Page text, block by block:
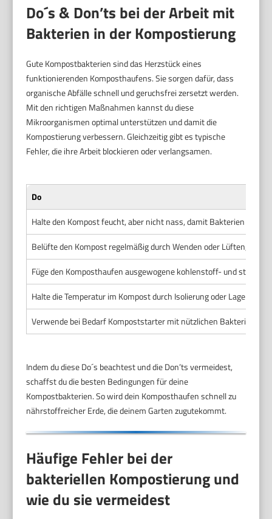
Do´s & Don’ts bei der Arbeit mit
Bakterien in der Kompostierung
Gute Kompostbakterien sind das Herzstück eines
funktionierenden Komposthaufens. Sie sorgen dafür, dass
organische Abfälle schnell und geruchsfrei zersetzt werden.
Mit den richtigen Maßnahmen kannst du diese
Mikroorganismen optimal unterstützen und damit die
Kompostierung verbessern. Gleichzeitig gibt es typische
Fehler, die ihre Arbeit blockieren oder verlangsamen.
Do
Halte den Kompost feucht, aber nicht nass, damit Bakterien
Belüfte den Kompost regelmäßig durch Wenden oder Lüften, um
Füge den Komposthaufen ausgewogene kohlenstoff- und
Halte die Temperatur im Kompost durch Isolierung oder Lage
Verwende bei Bedarf Kompoststarter mit nützlichen Bakterien, um
Indem du diese Do´s beachtest und die Don’ts vermeidest,
schaffst du die besten Bedingungen für deine
Kompostbakterien. So wird dein Komposthaufen schnell zu
nährstoffreicher Erde, die deinem Garten zugutekommt.
Häufige Fehler bei der
bakteriellen Kompostierung und
wie du sie vermeidest